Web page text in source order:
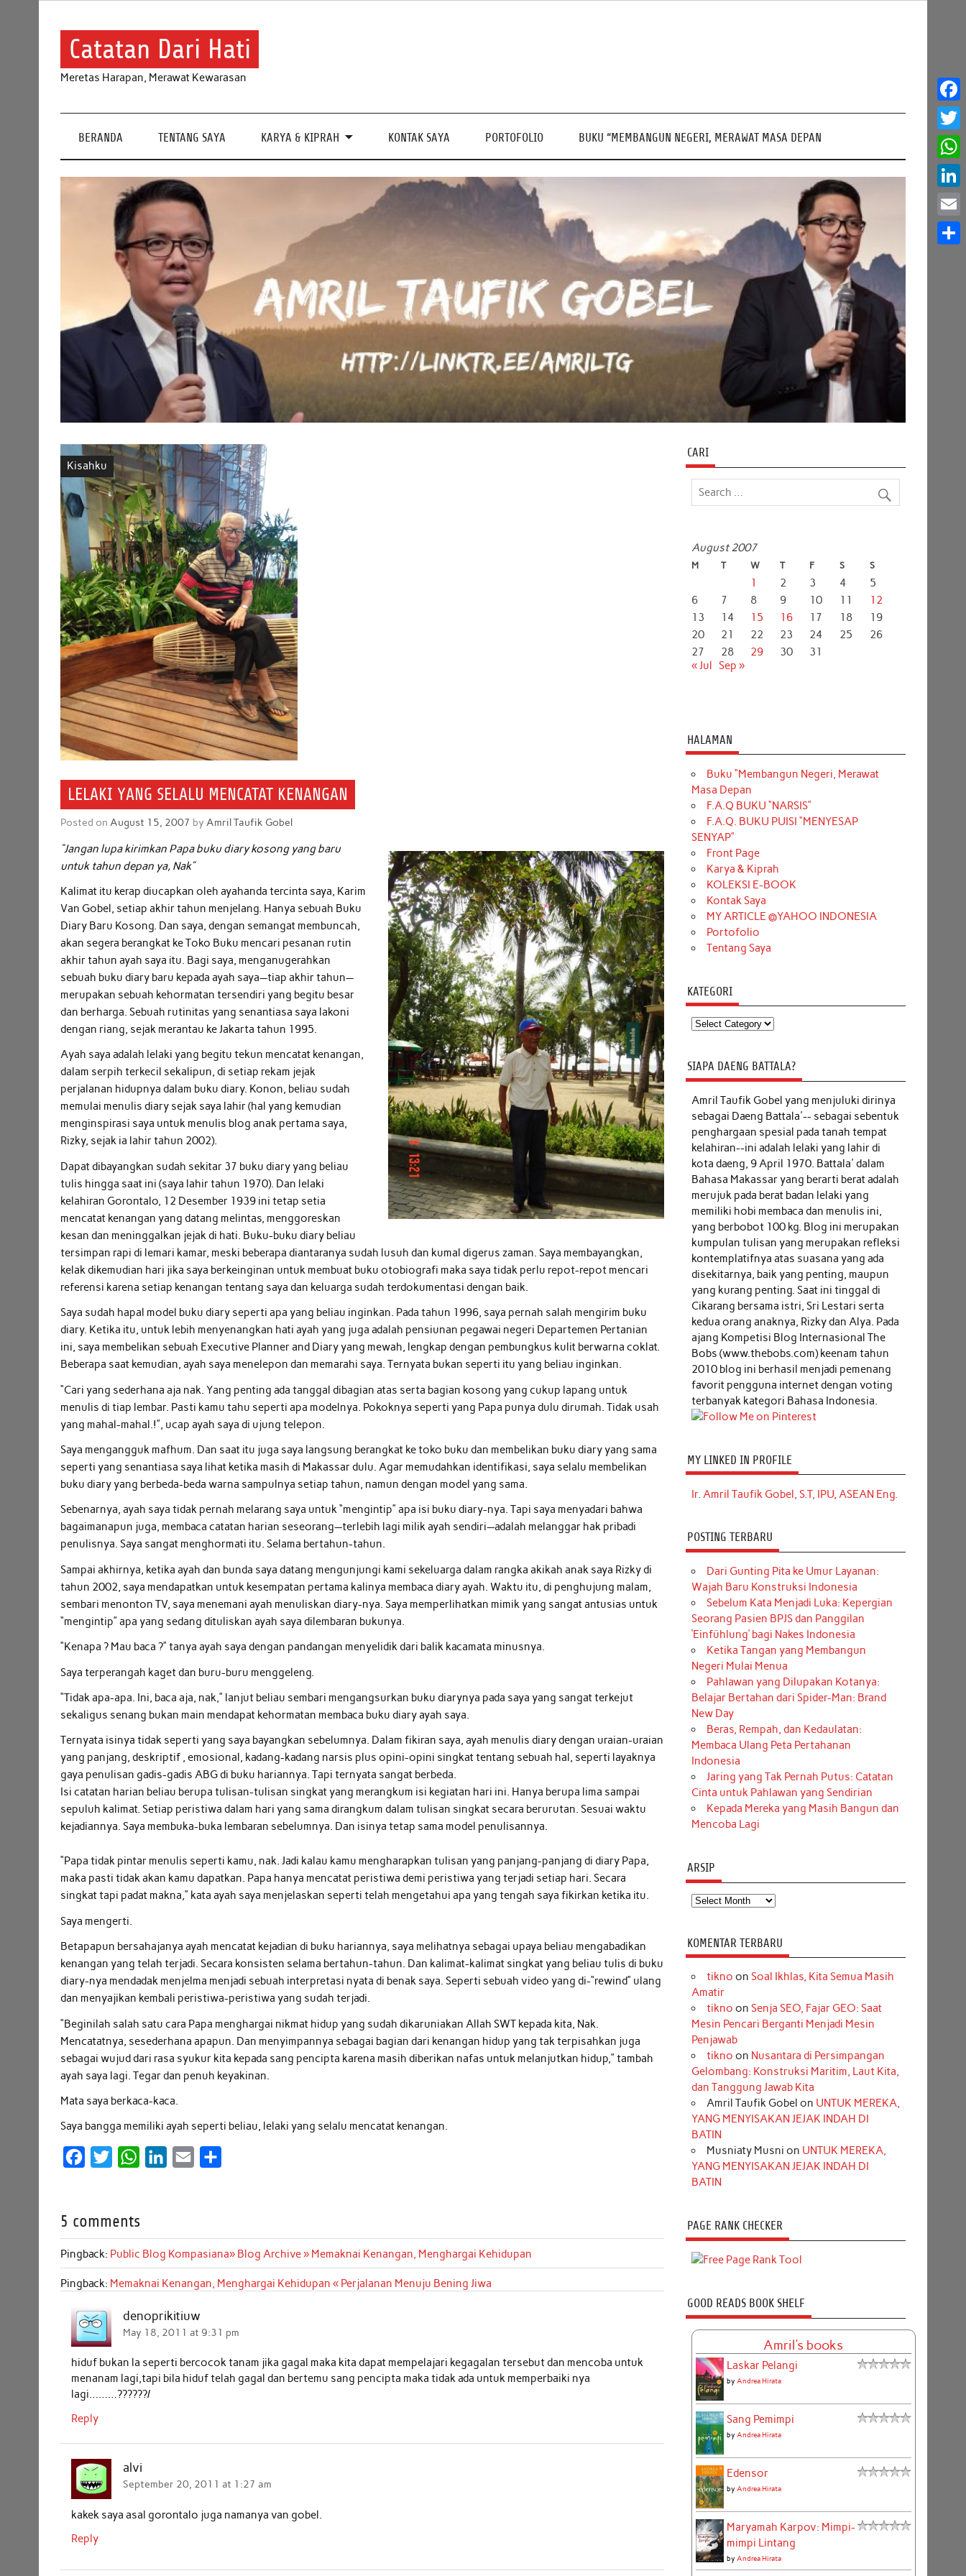
Catatan Dari Hati
Meretas Harapan, Merawat Kewarasan
BERANDA TENTANG SAYA KARYA & KIPRAH KONTAK SAYA PORTOFOLIO BUKU “MEMBANGUN NEGERI, MERAWAT MASA DEPAN
Kisahku
LELAKI YANG SELALU MENCATAT KENANGAN
Posted onAugust 15, 2007 byAmril Taufik Gobel
“Jangan lupa kirimkan Papa buku diary kosong yang baru
untuk tahun depan ya, Nak”
Kalimat itu kerap diucapkan oleh ayahanda tercinta saya, Karim
Van Gobel, setiap akhir tahun menjelang. Hanya sebuah Buku
Diary Baru Kosong. Dan saya, dengan semangat membuncah,
akan segera berangkat ke Toko Buku mencari pesanan rutin
akhir tahun ayah saya itu. Bagi saya, menganugerahkan
sebuah buku diary baru kepada ayah saya—tiap akhir tahun—
merupakan sebuah kehormatan tersendiri yang begitu besar
dan berharga. Sebuah rutinitas yang senantiasa saya lakoni
dengan riang, sejak merantau ke Jakarta tahun 1995.
Ayah saya adalah lelaki yang begitu tekun mencatat kenangan,
dalam serpih terkecil sekalipun, di setiap rekam jejak
perjalanan hidupnya dalam buku diary. Konon, beliau sudah
memulai menulis diary sejak saya lahir (hal yang kemudian
menginspirasi saya untuk menulis blog anak pertama saya,
Rizky, sejak ia lahir tahun 2002).
Dapat dibayangkan sudah sekitar 37 buku diary yang beliau
tulis hingga saat ini (saya lahir tahun 1970). Dan lelaki
kelahiran Gorontalo, 12 Desember 1939 ini tetap setia
mencatat kenangan yang datang melintas, menggoreskan
kesan dan meninggalkan jejak di hati. Buku-buku diary beliau
tersimpan rapi di lemari kamar, meski beberapa diantaranya sudah lusuh dan kumal digerus zaman. Saya membayangkan,
kelak dikemudian hari jika saya berkeinginan untuk membuat buku otobiografi maka saya tidak perlu repot-repot mencari
referensi karena setiap kenangan tentang saya dan keluarga sudah terdokumentasi dengan baik.
Saya sudah hapal model buku diary seperti apa yang beliau inginkan. Pada tahun 1996, saya pernah salah mengirim buku
diary. Ketika itu, untuk lebih menyenangkan hati ayah yang juga adalah pensiunan pegawai negeri Departemen Pertanian
ini, saya membelikan sebuah Executive Planner and Diary yang mewah, lengkap dengan pembungkus kulit berwarna coklat.
Beberapa saat kemudian, ayah saya menelepon dan memarahi saya. Ternyata bukan seperti itu yang beliau inginkan.
“Cari yang sederhana aja nak. Yang penting ada tanggal dibagian atas serta bagian kosong yang cukup lapang untuk
menulis di tiap lembar. Pasti kamu tahu seperti apa modelnya. Pokoknya seperti yang Papa punya dulu dirumah. Tidak usah
yang mahal-mahal.!”, ucap ayah saya di ujung telepon.
Saya mengangguk mafhum. Dan saat itu juga saya langsung berangkat ke toko buku dan membelikan buku diary yang sama
seperti yang senantiasa saya lihat ketika masih di Makassar dulu. Agar memudahkan identifikasi, saya selalu membelikan
buku diary yang berbeda-beda warna sampulnya setiap tahun, namun dengan model yang sama.
Sebenarnya, ayah saya tidak pernah melarang saya untuk “mengintip” apa isi buku diary-nya. Tapi saya menyadari bahwa
bagaimanapun juga, membaca catatan harian seseorang—terlebih lagi milik ayah sendiri—adalah melanggar hak pribadi
penulisnya. Saya sangat menghormati itu. Selama bertahun-tahun.
Sampai akhirnya, ketika ayah dan bunda saya datang mengunjungi kami sekeluarga dalam rangka akikah anak saya Rizky di
tahun 2002, saya mendapatkan untuk kesempatan pertama kalinya membaca diary ayah. Waktu itu, di penghujung malam,
sembari menonton TV, saya menemani ayah menuliskan diary-nya. Saya memperlihatkan mimik yang sangat antusias untuk
“mengintip” apa yang sedang dituliskan ayah saya dilembaran bukunya.
“Kenapa ? Mau baca ?” tanya ayah saya dengan pandangan menyelidik dari balik kacamata minusnya.
Saya terperangah kaget dan buru-buru menggeleng.
“Tidak apa-apa. Ini, baca aja, nak,” lanjut beliau sembari mengangsurkan buku diarynya pada saya yang sangat terkejut
sekaligus senang bukan main mendapat kehormatan membaca buku diary ayah saya.
Ternyata isinya tidak seperti yang saya bayangkan sebelumnya. Dalam fikiran saya, ayah menulis diary dengan uraian-uraian
yang panjang, deskriptif , emosional, kadang-kadang narsis plus opini-opini singkat tentang sebuah hal, seperti layaknya
gaya penulisan gadis-gadis ABG di buku hariannya. Tapi ternyata sangat berbeda.
Isi catatan harian beliau berupa tulisan-tulisan singkat yang merangkum isi kegiatan hari ini. Hanya berupa lima sampai
sepuluh kalimat. Setiap peristiwa dalam hari yang sama dirangkum dalam tulisan singkat secara berurutan. Sesuai waktu
kejadiannya. Saya membuka-buka lembaran sebelumnya. Dan isinya tetap sama model penulisannya.
“Papa tidak pintar menulis seperti kamu, nak. Jadi kalau kamu mengharapkan tulisan yang panjang-panjang di diary Papa,
maka pasti tidak akan kamu dapatkan. Papa hanya mencatat peristiwa demi peristiwa yang terjadi setiap hari. Secara
singkat tapi padat makna,” kata ayah saya menjelaskan seperti telah mengetahui apa yang tengah saya fikirkan ketika itu.
Saya mengerti.
Betapapun bersahajanya ayah mencatat kejadian di buku hariannya, saya melihatnya sebagai upaya beliau mengabadikan
kenangan yang telah terjadi. Secara konsisten selama bertahun-tahun. Dan kalimat-kalimat singkat yang beliau tulis di buku
diary-nya mendadak menjelma menjadi sebuah interpretasi nyata di benak saya. Seperti sebuah video yang di-“rewind” ulang
dan menyajikan kembali peristiwa-peristiwa yang sudah terjadi.
“Beginilah salah satu cara Papa menghargai nikmat hidup yang sudah dikaruniakan Allah SWT kepada kita, Nak.
Mencatatnya, sesederhana apapun. Dan menyimpannya sebagai bagian dari kenangan hidup yang tak terpisahkan juga
sebagai wujud dari rasa syukur kita kepada sang pencipta karena masih diberikan nafas untuk melanjutkan hidup,” tambah
ayah saya lagi. Tegar dan penuh keyakinan.
Mata saya berkaca-kaca.
Saya bangga memiliki ayah seperti beliau, lelaki yang selalu mencatat kenangan.
e
b
o
o
k
t
t
e
r
W
s
A
p
e
d
I
n
l
e
5 comments
Pingback: Public Blog Kompasiana» Blog Archive » Memaknai Kenangan, Menghargai Kehidupan
Pingback: Memaknai Kenangan, Menghargai Kehidupan « Perjalanan Menuju Bening Jiwa
denoprikitiuw
May 18, 2011 at 9:31 pm
hiduf bukan la seperti bercocok tanam jika gagal maka kita dapat mempelajari kegagalan tersebut dan mencoba untuk
menanam lagi,tapi bila hiduf telah gagal dan bertemu sang pencipta maka tidak ada untuk memperbaiki nya
lagi………??????/
Reply
alvi
September 20, 2011 at 1:27 am
kakek saya asal gorontalo juga namanya van gobel.
Reply
CARI
August 2007
M T W T F S S
1 2 3 4
5
6
7 8 9 10 11
12
13
14 15 16 17 18
19
20
21 22 23 24 25
26
27
28 29 30
31
« Jul Sep »
HALAMAN
Buku “Membangun Negeri, Merawat
Masa Depan
F.A.Q BUKU “NARSIS”
F.A.Q. BUKU PUISI “MENYESAP
SENYAP”
Front Page
Karya & Kiprah
KOLEKSI E-BOOK
Kontak Saya
MY ARTICLE @YAHOO INDONESIA
Portofolio
Tentang Saya
KATEGORI
Kategori
SIAPA DAENG BATTALA?
Amril Taufik Gobel yang menjuluki dirinya
sebagai Daeng Battala'-- sebagai sebentuk
penghargaan spesial pada tanah tempat
kelahiran--ini adalah lelaki yang lahir di
kota daeng, 9 April 1970. Battala' dalam
Bahasa Makassar yang berarti berat adalah
merujuk pada berat badan lelaki yang
memiliki hobi membaca dan menulis ini,
yang berbobot 100 kg. Blog ini merupakan
kumpulan tulisan yang merupakan refleksi
kontemplatifnya atas suasana yang ada
disekitarnya, baik yang penting, maupun
yang kurang penting. Saat ini tinggal di
Cikarang bersama istri, Sri Lestari serta
kedua orang anaknya, Rizky dan Alya. Pada
ajang Kompetisi Blog Internasional The
Bobs (www.thebobs.com) keenam tahun
2010 blog ini berhasil menjadi pemenang
favorit pengguna internet dengan voting
terbanyak kategori Bahasa Indonesia.
MY LINKED IN PROFILE
Ir. Amril Taufik Gobel, S.T, IPU, ASEAN Eng.
POSTING TERBARU
Dari Gunting Pita ke Umur Layanan:
Wajah Baru Konstruksi Indonesia
Sebelum Kata Menjadi Luka: Kepergian
Seorang Pasien BPJS dan Panggilan
‘Einfühlung’ bagi Nakes Indonesia
Ketika Tangan yang Membangun
Negeri Mulai Menua
Pahlawan yang Dilupakan Kotanya:
Belajar Bertahan dari Spider-Man: Brand
New Day
Beras, Rempah, dan Kedaulatan:
Membaca Ulang Peta Pertahanan
Indonesia
Jaring yang Tak Pernah Putus: Catatan
Cinta untuk Pahlawan yang Sendirian
Kepada Mereka yang Masih Bangun dan
Mencoba Lagi
ARSIP
Arsip
KOMENTAR TERBARU
tikno on Soal Ikhlas, Kita Semua Masih
Amatir
tikno on Senja SEO, Fajar GEO: Saat
Mesin Pencari Berganti Menjadi Mesin
Penjawab
tikno on Nusantara di Persimpangan
Gelombang: Konstruksi Maritim, Laut Kita,
dan Tanggung Jawab Kita
Amril Taufik Gobel on UNTUK MEREKA,
YANG MENYISAKAN JEJAK INDAH DI
BATIN
Musniaty Musni on UNTUK MEREKA,
YANG MENYISAKAN JEJAK INDAH DI
BATIN
PAGE RANK CHECKER
GOOD READS BOOK SHELF
Amril's books
Laskar Pelangi
by Andrea Hirata
Sang Pemimpi
by Andrea Hirata
Edensor
by Andrea Hirata
Maryamah Karpov: Mimpi-
mimpi Lintang
by Andrea Hirata
Email